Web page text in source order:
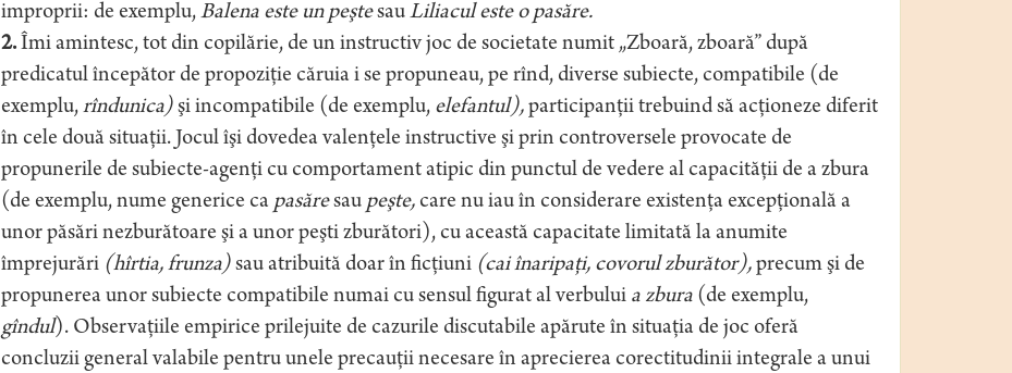
improprii: de exemplu,Balena este un peştesauLiliacul este o pasăre.
2.Îmi amintesc, tot din copilărie, de un instructiv joc de societate numit „Zboară, zboară” după
predicatul începător de propoziţie căruia i se propuneau, pe rînd, diverse subiecte, compatibile (de
exemplu,rîndunica)şi incompatibile (de exemplu, elefantul),participanţii trebuind să acţioneze diferit
în cele două situaţii. Jocul îşi dovedea valenţele instructive şi prin controversele provocate de
propunerile de subiecte-agenţi cu comportament atipic din punctul de vedere al capacităţii de a zbura
(de exemplu, nume generice ca pasăresau peşte,care nu iau în considerare existenţa excepţională a
unor păsări nezburătoare şi a unor peşti zburători), cu această capacitate limitată la anumite
împrejurări (hîrtia, frunza)sau atribuită doar în ficţiuni (cai înaripaţi, covorul zburător),precum şi de
propunerea unor subiecte compatibile numai cu sensul figurat al verbului a zbura(de exemplu,
gîndul). Observaţiile empirice prilejuite de cazurile discutabile apărute în situaţia de joc oferă
concluzii general valabile pentru unele precauţii necesare în aprecierea corectitudinii integrale a unui